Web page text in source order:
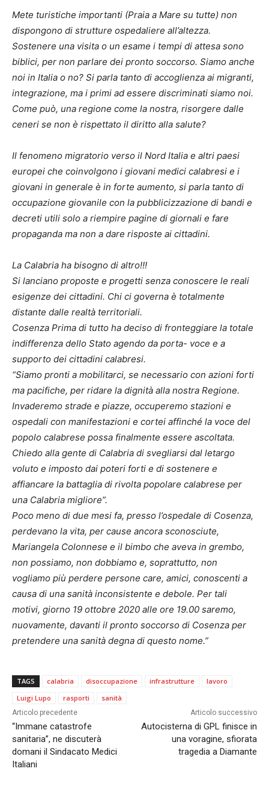
Mete turistiche importanti (Praia a Mare su tutte) non
dispongono di strutture ospedaliere all’altezza.
Sostenere una visita o un esame i tempi di attesa sono
biblici, per non parlare dei pronto soccorso. Siamo anche
noi in Italia o no? Si parla tanto di accoglienza ai migranti,
integrazione, ma i primi ad essere discriminati siamo noi.
Come può, una regione come la nostra, risorgere dalle
ceneri se non è rispettato il diritto alla salute?
Il fenomeno migratorio verso il Nord Italia e altri paesi
europei che coinvolgono i giovani medici calabresi e i
giovani in generale è in forte aumento, si parla tanto di
occupazione giovanile con la pubblicizzazione di bandi e
decreti utili solo a riempire pagine di giornali e fare
propaganda ma non a dare risposte ai cittadini.
La Calabria ha bisogno di altro!!!
Si lanciano proposte e progetti senza conoscere le reali
esigenze dei cittadini. Chi ci governa è totalmente
distante dalle realtà territoriali.
Cosenza Prima di tutto ha deciso di fronteggiare la totale
indifferenza dello Stato agendo da porta- voce e a
supporto dei cittadini calabresi.
“Siamo pronti a mobilitarci, se necessario con azioni forti
ma pacifiche, per ridare la dignità alla nostra Regione.
Invaderemo strade e piazze, occuperemo stazioni e
ospedali con manifestazioni e cortei affinché la voce del
popolo calabrese possa finalmente essere ascoltata.
Chiedo alla gente di Calabria di svegliarsi dal letargo
voluto e imposto dai poteri forti e di sostenere e
affiancare la battaglia di rivolta popolare calabrese per
una Calabria migliore”.
Poco meno di due mesi fa, presso l’ospedale di Cosenza,
perdevano la vita, per cause ancora sconosciute,
Mariangela Colonnese e il bimbo che aveva in grembo,
non possiamo, non dobbiamo e, soprattutto, non
vogliamo più perdere persone care, amici, conoscenti a
causa di una sanità inconsistente e debole. Per tali
motivi, giorno 19 ottobre 2020 alle ore 19.00 saremo,
nuovamente, davanti il pronto soccorso di Cosenza per
pretendere una sanità degna di questo nome.”
TAGS calabria disoccupazione infrastrutture
lavoro
Luigi Lupo
rasporti sanità
Articolo precedente
“Immane catastrofe
sanitaria”, ne discuterà
domani il Sindacato Medici
Italiani
Articolo successivo
Autocisterna di GPL finisce in
una voragine, sfiorata
tragedia a Diamante